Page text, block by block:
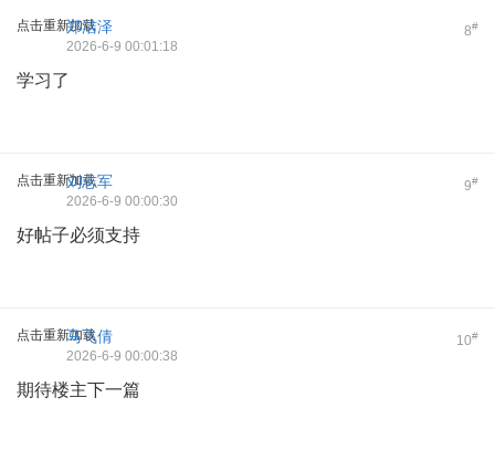
点击重新加载 8#
郑洁泽
2026-6-9 00:01:18
学习了
点击重新加载 9#
刘志军
2026-6-9 00:00:30
好帖子必须支持
点击重新加载 10#
马飞倩
2026-6-9 00:00:38
期待楼主下一篇